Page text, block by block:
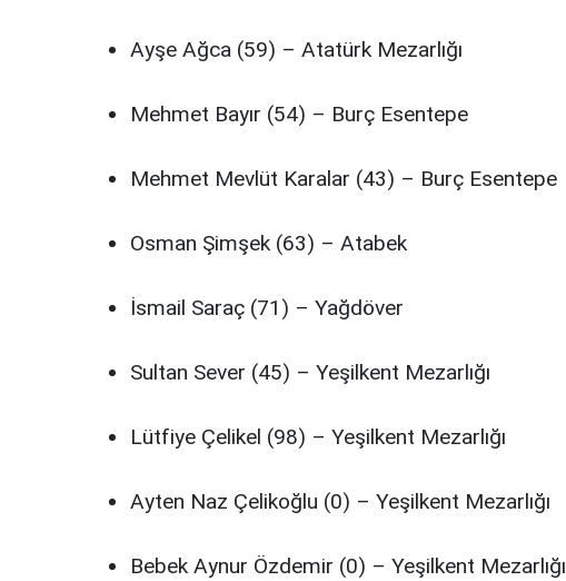
Ayşe Ağca (59) – Atatürk Mezarlığı
Mehmet Bayır (54) – Burç Esentepe
Mehmet Mevlüt Karalar (43) – Burç Esentepe
Osman Şimşek (63) – Atabek
İsmail Saraç (71) – Yağdöver
Sultan Sever (45) – Yeşilkent Mezarlığı
Lütfiye Çelikel (98) – Yeşilkent Mezarlığı
Ayten Naz Çelikoğlu (0) – Yeşilkent Mezarlığı
Bebek Aynur Özdemir (0) – Yeşilkent Mezarlığı